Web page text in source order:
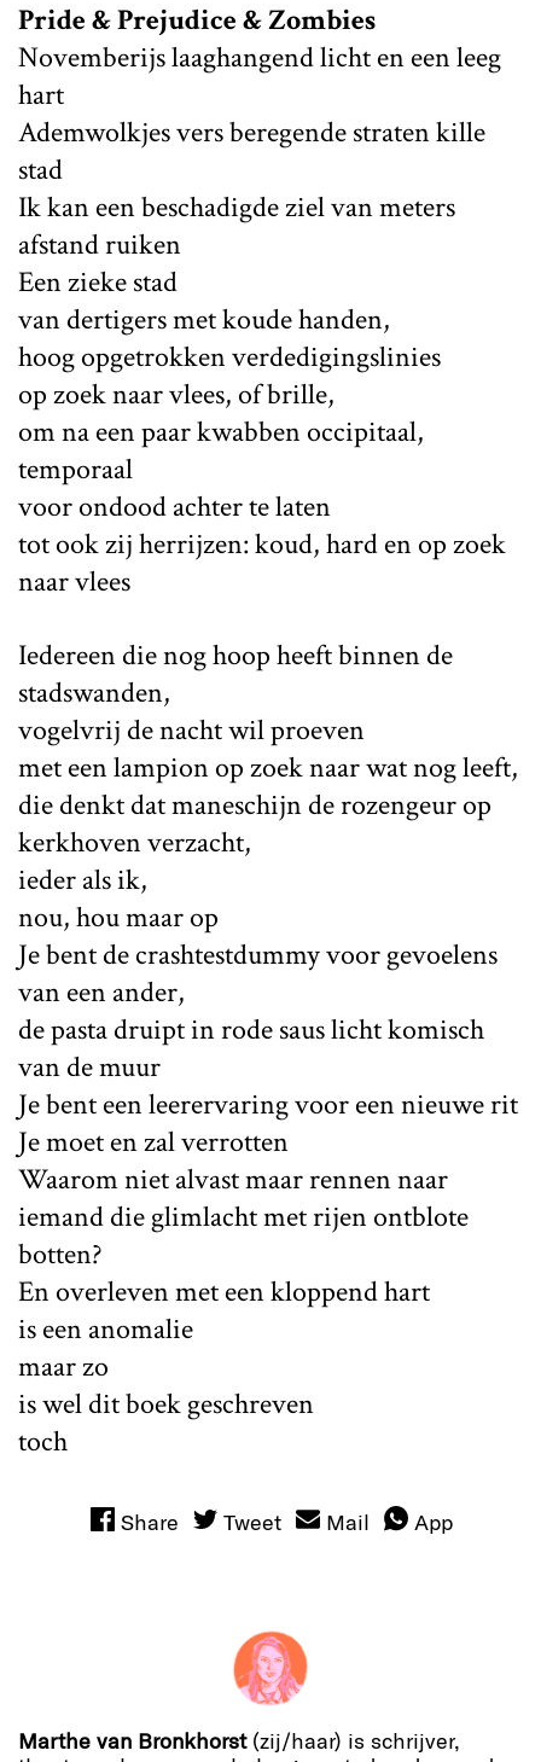
Pride & Prejudice & Zombies
Novemberijs laaghangend licht en een leeg
hart
Ademwolkjes vers beregende straten kille
stad
Ik kan een beschadigde ziel van meters
afstand ruiken
Een zieke stad
van dertigers met koude handen,
hoog opgetrokken verdedigingslinies
op zoek naar vlees, of brille,
om na een paar kwabben occipitaal,
temporaal
voor ondood achter te laten
tot ook zij herrijzen: koud, hard en op zoek
naar vlees
Iedereen die nog hoop heeft binnen de
stadswanden,
vogelvrij de nacht wil proeven
met een lampion op zoek naar wat nog leeft,
die denkt dat maneschijn de rozengeur op
kerkhoven verzacht,
ieder als ik,
nou, hou maar op
Je bent de crashtestdummy voor gevoelens
van een ander,
de pasta druipt in rode saus licht komisch
van de muur
Je bent een leerervaring voor een nieuwe rit
Je moet en zal verrotten
Waarom niet alvast maar rennen naar
iemand die glimlacht met rijen ontblote
botten?
En overleven met een kloppend hart
is een anomalie
maar zo
is wel dit boek geschreven
toch
Share Tweet Mail App
Marthe van Bronkhorst(zij/haar) is schrijver,